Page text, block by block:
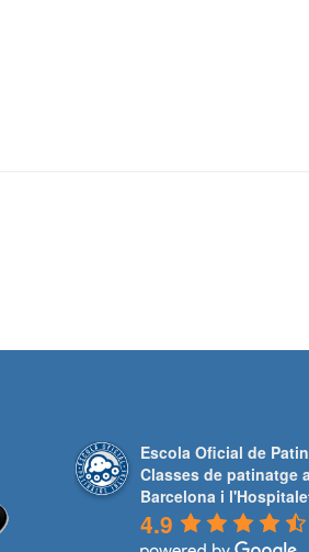
Escola Oficial de
Classes de patinatge
Barcelona i
4.9